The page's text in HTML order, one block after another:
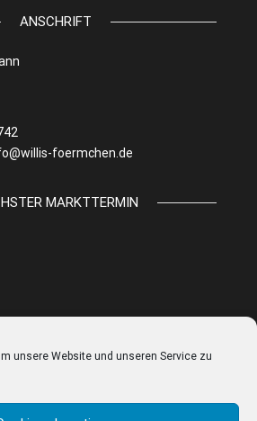
unsere Website und unseren Service zu
ANSCHRIFT
foermchen.de
MARKTTERMIN